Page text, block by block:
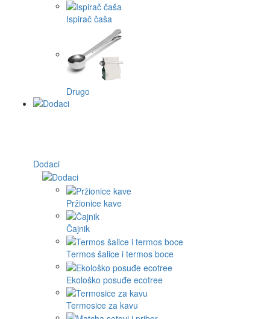
Ispirač čaša
Drugo
Dodaci
Pržionice kave
Čajnik
Termos šalice i termos boce
Ekološko posuđe ecotree
Termosice za kavu